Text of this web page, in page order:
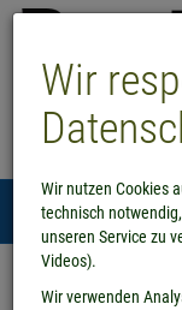
Wir
Wir nutzen Cookies
technisch
unseren Service zu
Videos).
Wir verwenden
Menü